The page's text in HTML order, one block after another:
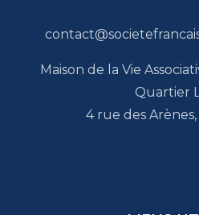
Maison de la Vie
Quartier
4 rue des